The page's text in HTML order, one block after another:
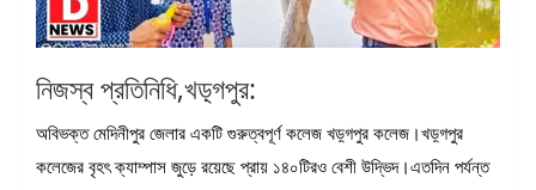
নিজস্ব প্রতিনিধি,খড়্গপুর:
অবিভক্ত মেদিনীপুর জেলার একটি গুরুত্বপূর্ণ কলেজ খড়্গপুর কলেজ।খড়্গপুর
কলেজের বৃহৎ ক্যাম্পাস জুড়ে রয়েছে প্রায় ১৪০টিরও বেশী উদ্ভিদ।এতদিন পর্যন্ত